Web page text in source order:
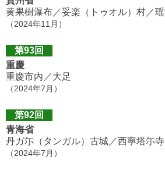
黄果樹瀑布／妥楽（トゥオル）村／
（2024年11月）
第93回
重慶
重慶市内／大足
（2024年7月）
第92回
青海省
丹ガ尓（タンガル）古城／西寧塔尓
（2024年7月）